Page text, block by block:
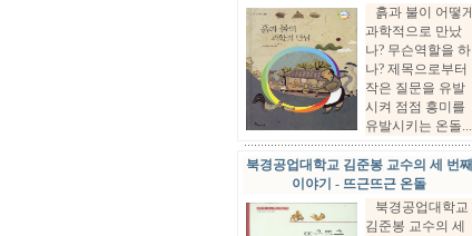
흙과 불이 어떻게
과학적으로 만났
나? 무슨역할을 하
나? 제목으로부터
작은 질문을 유발
시켜 점점 흥미를
유발시키는 온돌...
북경공업대학교 김준봉 교수의 세 번째
이야기 - 뜨근뜨근 온돌
북경공업대학교
김준봉 교수의 세